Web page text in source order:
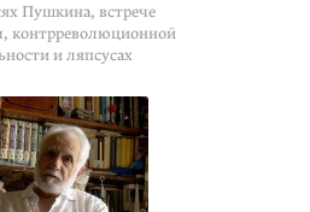
Пушкина, встрече
контрреволюционной
и ляпсусах